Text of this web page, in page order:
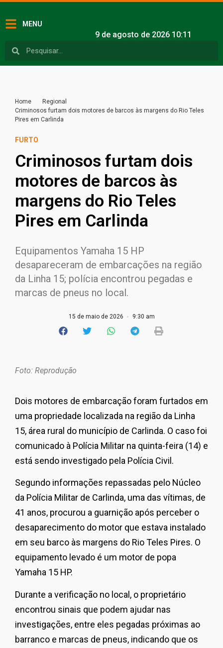
MENU
9 de agosto de 2026 10:11
Home
Regional
Criminosos furtam dois motores de barcos às margens do Rio Teles
Pires em Carlinda
FURTO
Criminosos furtam dois
motores de barcos às
margens do Rio Teles
Pires em Carlinda
Equipamentos Yamaha 15 HP
desapareceram de embarcações na região
da Linha 15; polícia encontrou pegadas e
marcas de pneus no local.
15 de maio de 2026 9:30 am
Foto: Reprodução
Dois motores de embarcação foram furtados em
uma propriedade localizada na região da Linha
15, área rural do município de Carlinda. O caso foi
comunicado à Polícia Militar na quinta-feira (14) e
está sendo investigado pela Polícia Civil.
Segundo informações repassadas pelo Núcleo
da Polícia Militar de Carlinda, uma das vítimas, de
41 anos, procurou a guarnição após perceber o
desaparecimento do motor que estava instalado
em seu barco às margens do Rio Teles Pires. O
equipamento levado é um motor de popa
Yamaha 15 HP.
Durante a verificação no local, o proprietário
encontrou sinais que podem ajudar nas
investigações, entre eles pegadas próximas ao
barranco e marcas de pneus, indicando que os